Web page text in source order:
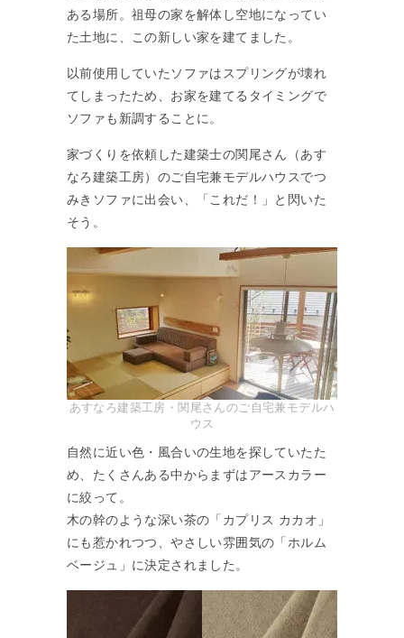
ある場所。祖母の家を解体し空地になってい
た土地に、この新しい家を建てました。
以前使用していたソファはスプリングが壊れ
てしまったため、お家を建てるタイミングで
ソファも新調することに。
家づくりを依頼した建築士の関尾さん（あす
なろ建築工房）のご自宅兼モデルハウスでつ
みきソファに出会い、「これだ！」と閃いた
そう。
あすなろ建築工房・関尾さんのご自宅兼モデルハ
ウス
自然に近い色・風合いの生地を探していたた
め、たくさんある中からまずはアースカラー
に絞って。
木の幹のような深い茶の「カプリス カカオ」
にも惹かれつつ、やさしい雰囲気の「ホルム
ベージュ」に決定されました。